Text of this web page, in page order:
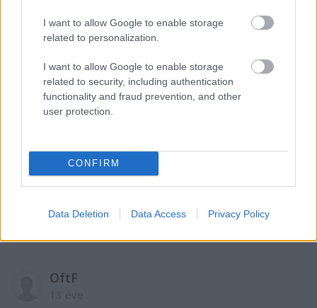
I want to allow Google to enable storage
related to personalization.
I want to allow Google to enable storage
related to security, including authentication
functionality and fraud prevention, and other
user protection.
CONFIRM
Data Deletion Data Access Privacy Policy
Homeoffice
@DICKtátor :
eletmod.hu/tart/rcikk/j/0/134059/1
esetében a nők többször szerepelnek a sértetti
oldalon, mint a férfiak."
Olvasd el ezt a kis cikket...
Nem biztos a fenti állításod.
OftF